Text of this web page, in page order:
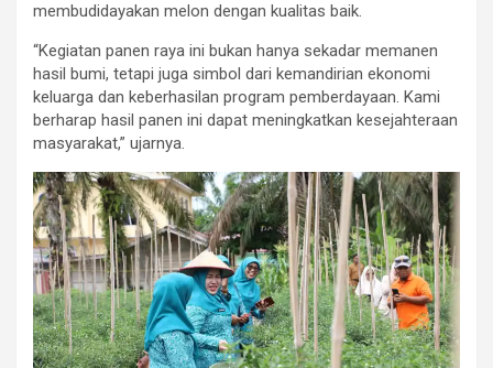
membudidayakan melon dengan kualitas baik.
“Kegiatan panen raya ini bukan hanya sekadar memanen
hasil bumi, tetapi juga simbol dari kemandirian ekonomi
keluarga dan keberhasilan program pemberdayaan. Kami
berharap hasil panen ini dapat meningkatkan kesejahteraan
masyarakat,” ujarnya.